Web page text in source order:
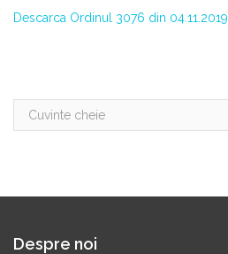
Descarca Ordinul 3076 din 04.11.2019
Despre noi